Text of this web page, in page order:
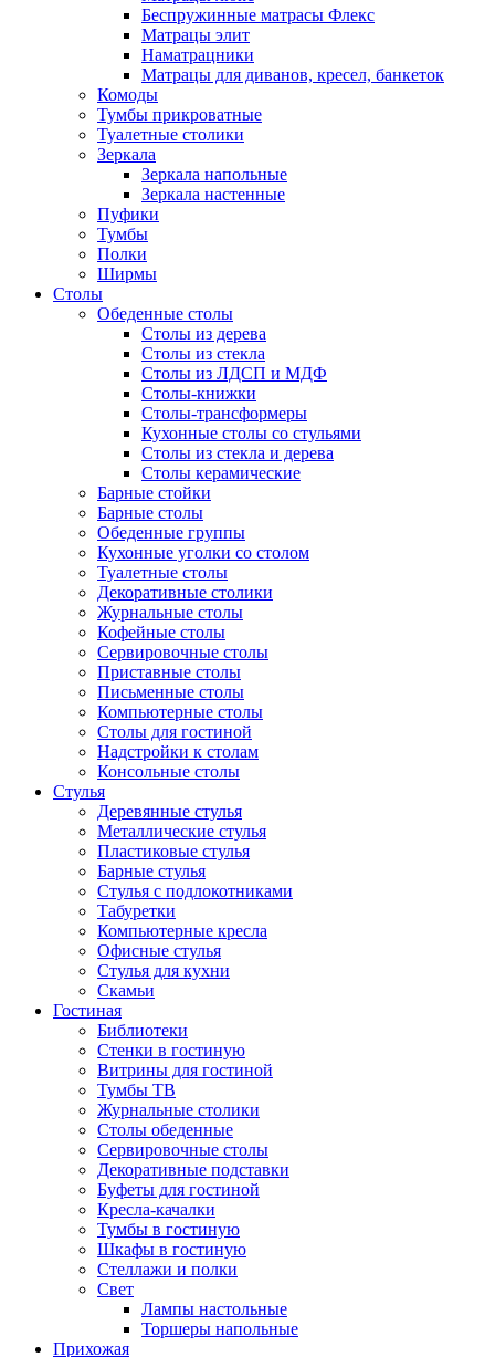
Беспружинные матрасы Флекс
Матрацы элит
Наматрацники
Матрацы для диванов, кресел, банкеток
Комоды
Тумбы прикроватные
Туалетные столики
Зеркала
Зеркала напольные
Зеркала настенные
Пуфики
Тумбы
Полки
Ширмы
Столы
Обеденные столы
Столы из дерева
Столы из стекла
Столы из ЛДСП и МДФ
Столы-книжки
Столы-трансформеры
Кухонные столы со стульями
Столы из стекла и дерева
Столы керамические
Барные стойки
Барные столы
Обеденные группы
Кухонные уголки со столом
Туалетные столы
Декоративные столики
Журнальные столы
Кофейные столы
Сервировочные столы
Приставные столы
Письменные столы
Компьютерные столы
Столы для гостиной
Надстройки к столам
Консольные столы
Стулья
Деревянные стулья
Металлические стулья
Пластиковые стулья
Барные стулья
Стулья с подлокотниками
Табуретки
Компьютерные кресла
Офисные стулья
Стулья для кухни
Скамьи
Гостиная
Библиотеки
Стенки в гостиную
Витрины для гостиной
Тумбы ТВ
Журнальные столики
Столы обеденные
Сервировочные столы
Декоративные подставки
Буфеты для гостиной
Кресла-качалки
Тумбы в гостиную
Шкафы в гостиную
Стеллажи и полки
Свет
Лампы настольные
Торшеры напольные
Прихожая